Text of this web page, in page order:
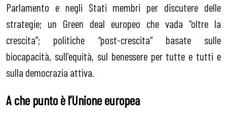
Parlamento e negli Stati membri per discutere delle
strategie; un Green deal europeo che vada “oltre la
crescita”; politiche “post-crescita” basate sulle
biocapacità, sull’equità, sul benessere per tutte e tutti e
sulla democrazia attiva.
A che punto è l’Unione europea